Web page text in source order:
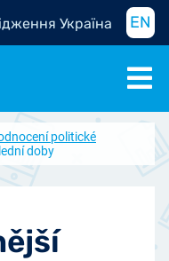
Україна EN
politické
doby